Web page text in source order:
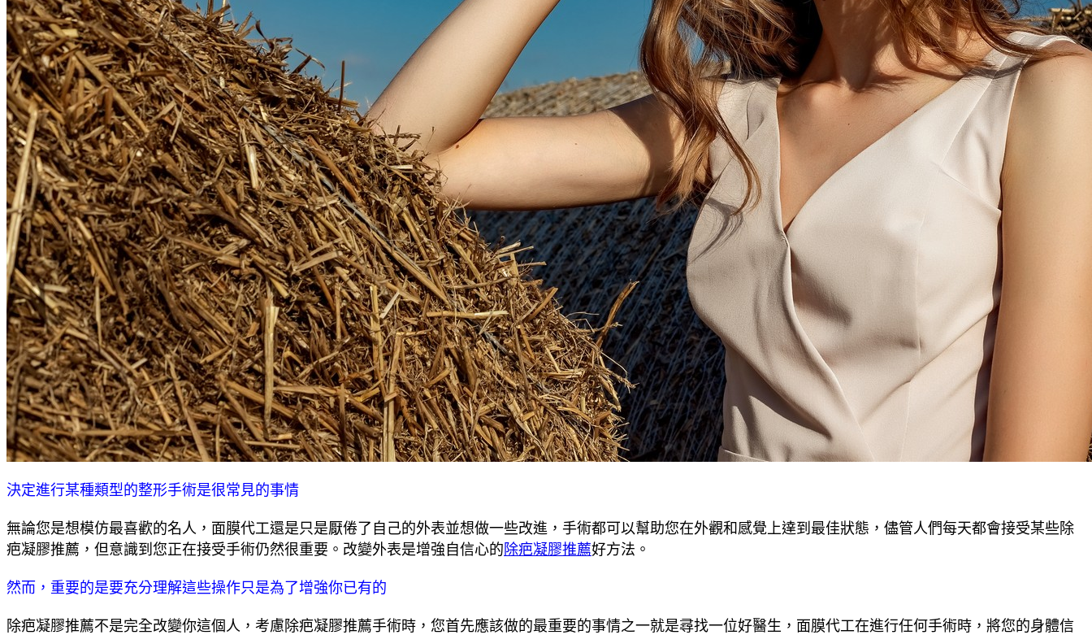
決定進行某種類型的整形手術是很常見的事情
無論您是想模仿最喜歡的名人，面膜代工還是只是厭倦了自己的外表並想做一些改進，手術都可以幫助您在外觀和感覺上達到最佳狀態，儘管人們每天都會接受某些除
疤凝膠推薦，但意識到您正在接受手術仍然很重要。改變外表是增強自信心的除疤凝膠推薦好方法。
然而，重要的是要充分理解這些操作只是為了增強你已有的
除疤凝膠推薦不是完全改變你這個人，考慮除疤凝膠推薦手術時，您首先應該做的最重要的事情之一就是尋找一位好醫生，面膜代工在進行任何手術時，將您的身體信